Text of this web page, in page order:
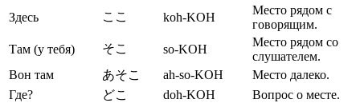
Здесь ここ koh-KOH
Место рядом с
говорящим.
Там (у тебя)
そこ so-KOH
Место рядом со
слушателем.
Вон там
あそこ ah-so-KOH
Место далеко.
Где?
どこ doh-KOH Вопрос о месте.